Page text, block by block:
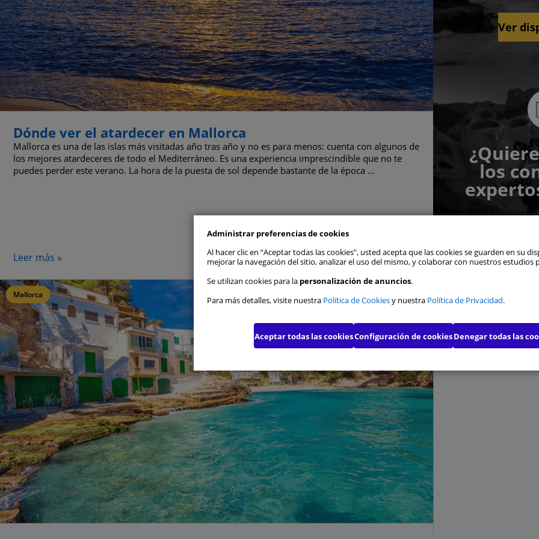
Dónde ver el atardecer en Mallorca
Mallorca es una de las islas más visitadas año tras año y no es para menos: cuenta con algunos de
los mejores atardeceres de todo el Mediterráneo. Es una experiencia imprescindible que no te
puedes perder este verano. La hora de la puesta de sol depende bastante de la época ...
Leer más »
Mallorca
Ver
los
Administrar preferencias de cookies
Al hacer clic en “Aceptar todas las cookies”, usted acepta que las cookies se guarden en su
mejorar la navegación del sitio, analizar el uso del mismo, y colaborar con nuestros estudios
Se utilizan cookies para la personalización de anuncios.
Para más detalles, visite nuestra Política de Cookiesy nuestra Política de Privacidad.
Configuración de cookiesDenegar todas las
Aceptar todas las cookies
Permitirlas todas
Cookies estrictamente necesarias
Cookies de rendimiento
Cookies de funcionalidad
Cookies de publicidad
Confirmar mis preferencias